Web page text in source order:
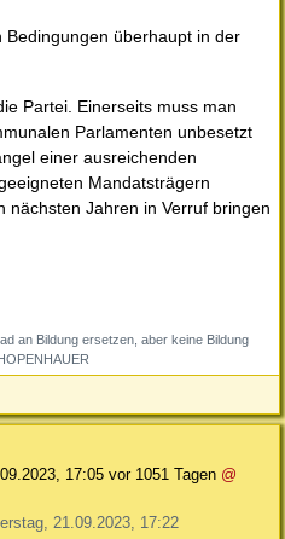
Bedingungen überhaupt in der
Partei. Einerseits muss man
Parlamenten unbesetzt
einer ausreichenden
Mandatsträgern
nächsten Jahren in Verruf bringen
an Bildung ersetzen, aber keine Bildung
17:05 vor 1051 Tagen @
21.09.2023, 17:22